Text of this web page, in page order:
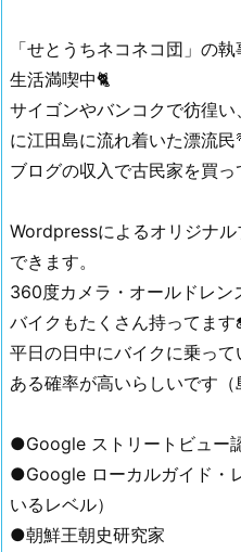
「せとうちネコネコ団」の
生活満喫中🐈
サイゴンやバンコクで彷徨
に江田島に流れ着いた漂流民
ブログの収入で古民家を買
Wordpressによるオリジナ
できます。
360度カメラ・オールドレン
バイクもたくさん持ってま
平日の日中にバイクに乗っ
ある確率が高いらしいです（
●Google ストリートビュー
●Google ローカルガイド・
いるレベル）
●朝鮮王朝史研究家